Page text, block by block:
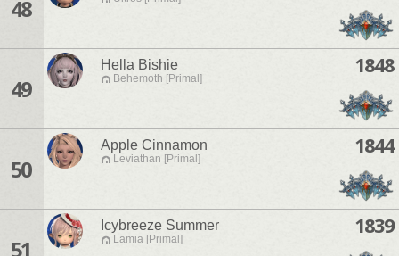
48
49
Hella Bishie
Behemoth [Primal]
1848
50
Apple Cinnamon
Leviathan [Primal]
1844
51
Icybreeze Summer
Lamia [Primal]
1839